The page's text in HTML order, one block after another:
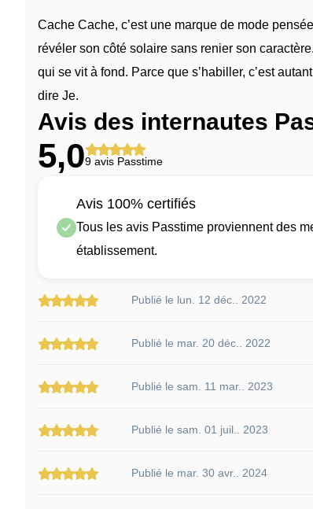
Cache Cache, c’est une marque de mode
révéler son côté solaire sans renier son
qui se vit à fond. Parce que s’habiller, c’est
dire Je.
Avis des internautes
5,09 avis Passtime
Avis 100% certifiés
Tous les avis Passtime proviennent des
établissement.
Publié le lun. 12 déc.. 2022
Publié le mar. 20 déc.. 2022
Publié le sam. 11 mar.. 2023
Publié le sam. 01 juil.. 2023
Publié le mar. 30 avr.. 2024